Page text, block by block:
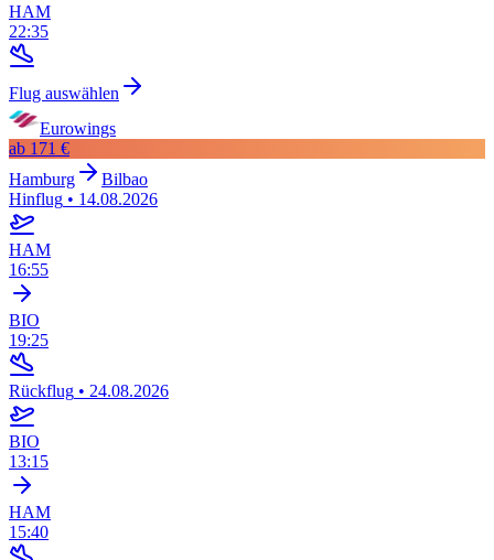
HAM
22:35
Flug auswählen
Eurowings
ab 171 €
Hamburg
Bilbao
Hinflug • 14.08.2026
HAM
16:55
BIO
19:25
Rückflug • 24.08.2026
BIO
13:15
HAM
15:40